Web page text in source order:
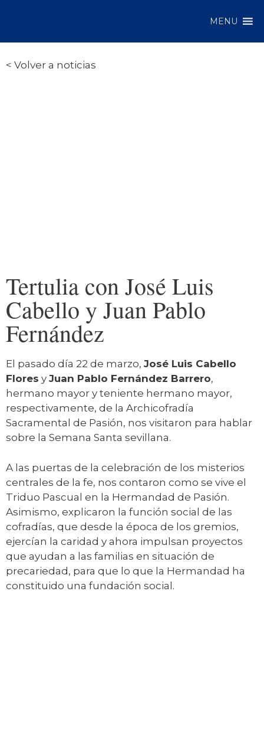
MENU
< Volver a noticias
Tertulia con José Luis
Cabello y Juan Pablo
Fernández
El pasado día 22 de marzo, José Luis Cabello
Flores y Juan Pablo Fernández Barrero,
hermano mayor y teniente hermano mayor,
respectivamente, de la Archicofradía
Sacramental de Pasión, nos visitaron para hablar
sobre la Semana Santa sevillana.
A las puertas de la celebración de los misterios
centrales de la fe, nos contaron como se vive el
Triduo Pascual en la Hermandad de Pasión.
Asimismo, explicaron la función social de las
cofradías, que desde la época de los gremios,
ejercían la caridad y ahora impulsan proyectos
que ayudan a las familias en situación de
precariedad, para que lo que la Hermandad ha
constituido una fundación social.